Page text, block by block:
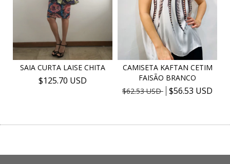
SAIA CURTA LAISE CHITA
$125.70 USD
CAMISETA KAFTAN CETIM
FAISÃO BRANCO
$62.53 USD $56.53 USD